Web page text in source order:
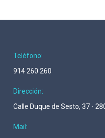
Teléfono:
914 260 260
Dirección:
Calle Duque de Sesto, 37 -
Mail: